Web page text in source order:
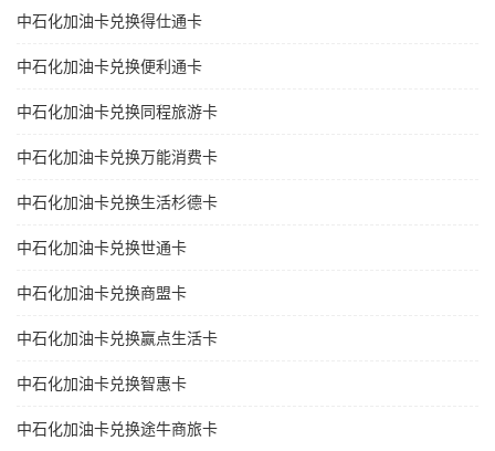
中石化加油卡兑换得仕通卡
中石化加油卡兑换便利通卡
中石化加油卡兑换同程旅游卡
中石化加油卡兑换万能消费卡
中石化加油卡兑换生活杉德卡
中石化加油卡兑换世通卡
中石化加油卡兑换商盟卡
中石化加油卡兑换赢点生活卡
中石化加油卡兑换智惠卡
中石化加油卡兑换途牛商旅卡